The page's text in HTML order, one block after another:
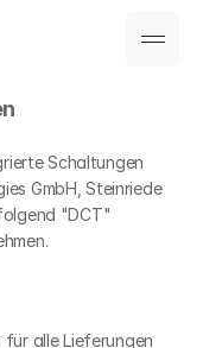
Schaltungen
GmbH, Steinriede
"DCT"
alle Lieferungen